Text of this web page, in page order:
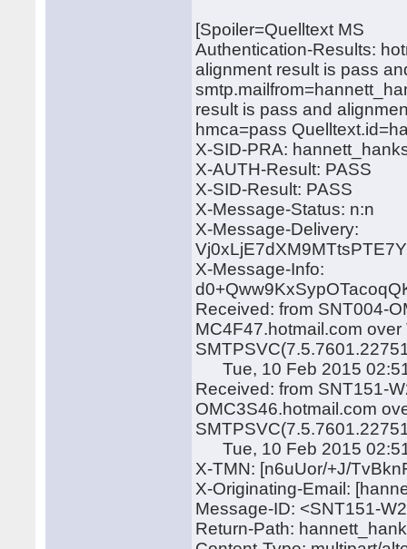
[Spoiler=Quelltext MS
Authentication-Results:
alignment result is pass
result is pass and
hmca=pass
X-SID-PRA:
X-AUTH-Result: PASS
X-SID-Result: PASS
X-Message-Status: n:n
X-Message-Delivery:
X-Message-Info:
Received: from SNT004-
MC4F47.hotmail.com
Tue, 10 Feb 2015
Received: from SNT151-
OMC3S46.hotmail.com
Tue, 10 Feb 2015
X-TMN: [n6uUor/+J/
X-Originating-Email:
Message-ID: <SNT151-
Return-Path: